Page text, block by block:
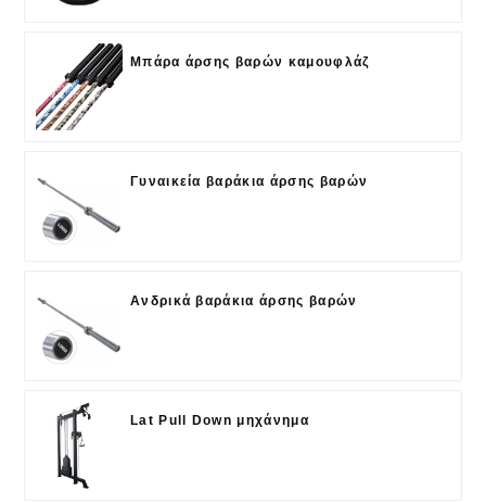
Μπάρα άρσης βαρών καμουφλάζ
Γυναικεία βαράκια άρσης βαρών
Ανδρικά βαράκια άρσης βαρών
Lat Pull Down μηχάνημα